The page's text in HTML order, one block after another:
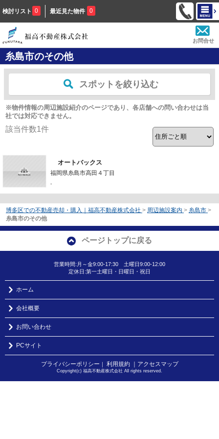
検討リスト 0 最近見た物件 0
お問合せ
糸島市のその他
スポットを絞り込む
※物件情報の周辺施設紹介のページであり、各店舗への問い合わせは当
社では対応できません。
該当件数1件
オートバックス
福岡県糸島市高田４丁目
-
博多区での不動産売却・購入｜福高不動産株式会社 > 周辺施設案内 > 糸島市 >
糸島市のその他
ページトップに戻る
営業時間:月～金9:00-17:30 土曜日9:00-12:00
定休日:第一土曜日・日曜日・祝日
ホーム
会社概要
お問い合わせ
PCサイト
プライバシーポリシー ｜ 利用規約 ｜アクセスマップ
Copyright(c) 福高不動産株式会社 All rights reserved.